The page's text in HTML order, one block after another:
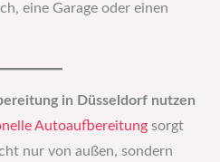
eine Garage oder einen
in Düsseldorf nutzen
Autoaufbereitung sorgt
nur von außen, sondern